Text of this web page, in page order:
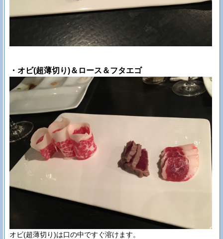
・オビ(超薄切り)＆ロース＆フタエゴ
オビ(超薄切り)は口の中ですぐ溶けます。